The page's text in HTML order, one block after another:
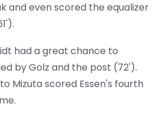
and even scored the equalizer
had a great chance to
by Golz and the post (72').
Mizuta scored Essen's fourth